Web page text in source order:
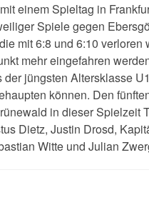
einem Spieltag in
Spiele gegen
mit 6:8 und 6:10 verloren
mehr eingefahren
jüngsten Altersklasse
können. Den
in dieser Spielzeit
Dietz, Justin Drosd,
Witte und Julian